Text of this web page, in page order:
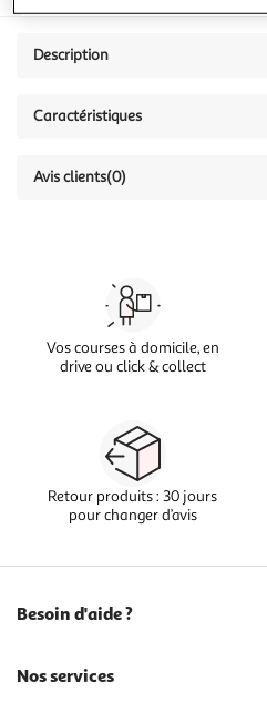
Description
Caractéristiques
Avis clients(0)
Vos courses à domicile, en
drive ou click & collect
Retour produits : 30 jours
pour changer d’avis
Besoin d'aide ?
Nos services